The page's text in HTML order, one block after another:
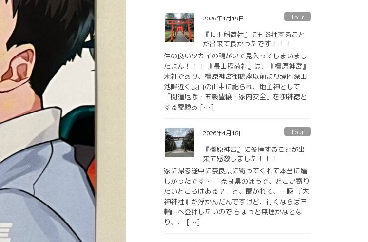
2026年4月19日 Tour
『長山稲荷社』にも参拝すること
が出来て良かったです！！！
仲の良いツガイの鴨がいて見入ってしまいまし
たよん！！！ 『長山稲荷社』は、『橿原神宮』
末社であり、橿原神宮御鎮座以前より境内深田
池畔近く長山の山中に祀られ、地主神として
「開運厄除・五穀豊穣・家内安全」を御神徳と
する霊験あ […]
2026年4月18日 Tour
『橿原神宮』に参拝することが出
来て感激しました！！！
家に帰る途中に奈良県に寄ってくれて本当に嬉
しかったです… 「奈良県のほうで、どこか寄り
たいところはある？」と、聞かれて、一瞬 『大
神神社』が浮かんだんですけど、行くならば三
輪山へ登拝したいので ちょっと無理かなとな
り、、 […]